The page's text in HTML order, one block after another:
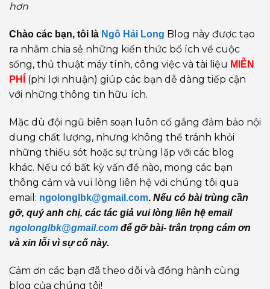
hơn
Chào các bạn, tôi là Ngô Hải Long Blog này được tạo
ra nhằm chia sẻ những kiến thức bổ ích về cuộc
sống, thủ thuật máy tính, công việc và tài liệu MIỄN
PHÍ
(phi lợi nhuận) giúp các bạn dễ dàng tiếp cận
với những thông tin hữu ích.
Mặc dù đội ngũ biên soạn luôn cố gắng đảm bảo nội
dung chất lượng, nhưng không thể tránh khỏi
những thiếu sót hoặc sự trùng lặp với các blog
khác. Nếu có bất kỳ vấn đề nào, mong các bạn
thông cảm và vui lòng liên hệ với chúng tôi qua
email: ngolonglbk@gmail.com. Nếu có bài trùng cần
gỡ, quý anh chị, các tác giả vui lòng liên hệ email
ngolonglbk@gmail.com để gỡ bài- trân trọng cám ơn
và xin lỗi vì sự cố này.
Cảm ơn các bạn đã theo dõi và đồng hành cùng
blog của chúng tôi!